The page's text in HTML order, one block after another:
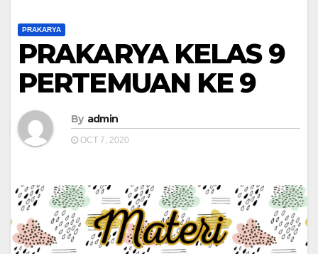
PRAKARYA
PRAKARYA KELAS 9
PERTEMUAN KE 9
By admin
OCT 7, 2020